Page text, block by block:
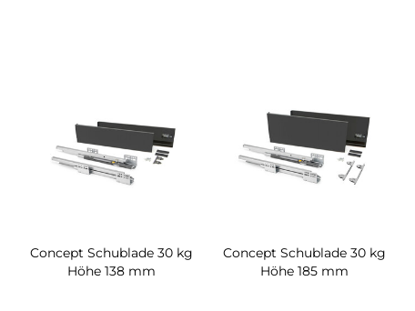
Concept Schublade 30 kg
Höhe 138 mm
Concept Schublade 30 kg
Höhe 185 mm